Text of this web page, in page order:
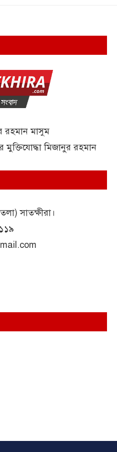
রহমান মাসুম
মুক্তিযোদ্ধা মিজানুর রহমান
সাতক্ষীরা।